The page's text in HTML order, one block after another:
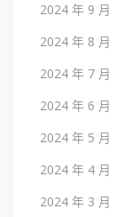
2024 年 9 月
2024 年 8 月
2024 年 7 月
2024 年 6 月
2024 年 5 月
2024 年 4 月
2024 年 3 月